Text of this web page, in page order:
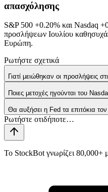
απασχόλησης
S&P 500 +0.20% και Nasdaq
προσλήψεων Ιουλίου
Ευρώπη.
Ρωτήστε σχετικά
Γιατί μειώθηκαν οι προσλήψεις
Ποιες μετοχές ηγούνται του
Θα αυξήσει η Fed τα επιτόκια
Το StockBot γνωρίζει 80,000+